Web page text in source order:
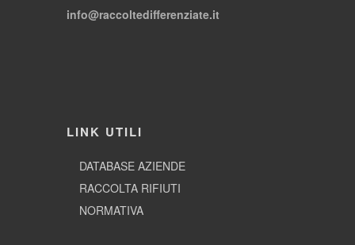
info@raccoltedifferenziate.it
LINK UTILI
DATABASE AZIENDE
RACCOLTA RIFIUTI
NORMATIVA